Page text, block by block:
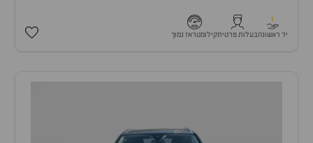
1
יד ראשונהבעלות פרטיתקילומטראז נמוך